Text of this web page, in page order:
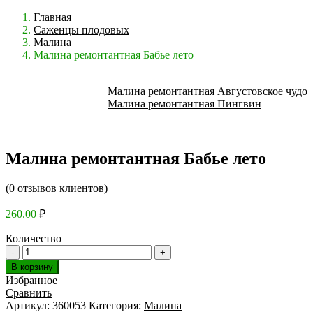
Главная
Саженцы плодовых
Малина
Малина ремонтантная Бабье лето
Малина ремонтантная Августовское чудо
Малина ремонтантная Пингвин
Малина ремонтантная Бабье лето
(0 отзывов клиентов)
260.00 ₽
Количество
В корзину
Избранное
Сравнить
Артикул: 360053 Категория: Малина